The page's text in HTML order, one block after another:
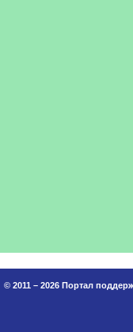
© 2011 – 2026 Портал